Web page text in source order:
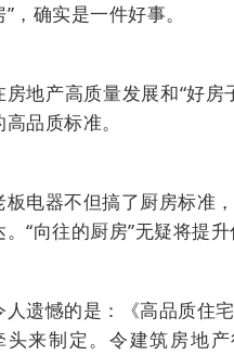
”，确实是一件好事。
房地产高质量发展和“好房
高品质标准。
板电器不但搞了厨房标准
。“向往的厨房”无疑将提
人遗憾的是：《高品质住
头来制定。令建筑房地